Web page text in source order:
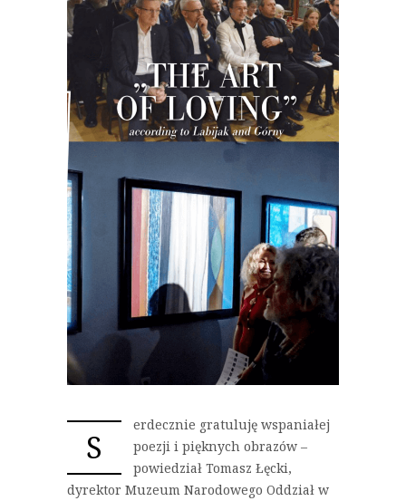
S
erdecznie gratuluję wspaniałej
poezji i pięknych obrazów –
powiedział Tomasz Łęcki,
dyrektor Muzeum Narodowego Oddział w